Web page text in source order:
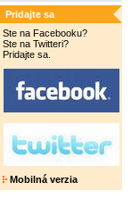
Pridajte sa
Ste na Facebooku?
Ste na Twitteri?
Pridajte sa.
Mobilná verzia